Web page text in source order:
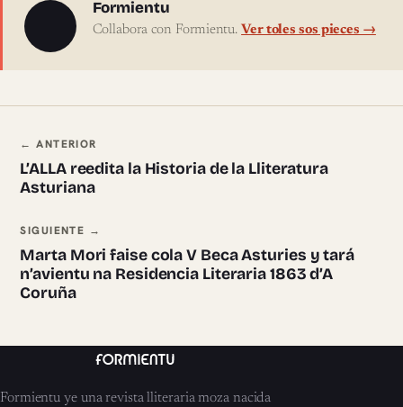
Sobre l'autor
Formientu
Collabora con Formientu. Ver toles sos pieces →
Navegación ente pieces
← ANTERIOR
L’ALLA reedita la Historia de la Lliteratura
Asturiana
SIGUIENTE →
Marta Mori faise cola V Beca Asturies y tará
n’avientu na Residencia Literaria 1863 d’A
Coruña
Formientu ye una revista lliteraria moza nacida